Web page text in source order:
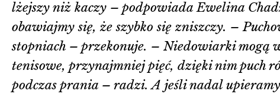
lżejszy niż kaczy – podpowiada Ewelina
obawiajmy się, że szybko się zniszczy. –
stopniach – przekonuje. – Niedowiarki mogą
tenisowe, przynajmniej pięć, dzięki nim puch
podczas prania – radzi. A jeśli nadal